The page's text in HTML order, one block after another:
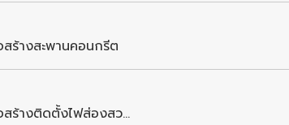
ร้างสะพานคอนกรีต
ร้างติดตั้งไฟส่องสว...